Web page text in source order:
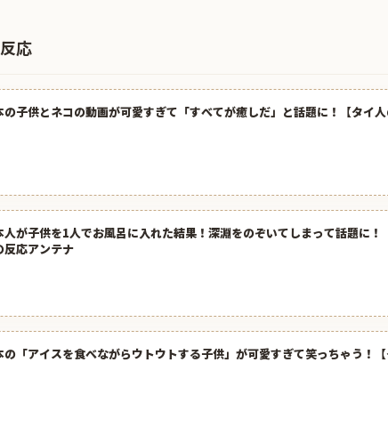
応
の子供とネコの動画が可愛すぎて「すべてが癒しだ」と話題に！【タイ
人が子供を1人でお風呂に入れた結果！深淵をのぞいてしまって話題に！
反応アンテナ
の「アイスを食べながらウトウトする子供」が可愛すぎて笑っちゃう！